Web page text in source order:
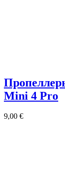
Mini 4 Pro
9,00 €